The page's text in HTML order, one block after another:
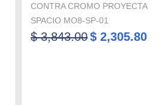
CONTRA CROMO PROYECTA
SPACIO MO8-SP-01
$ 3,843.00$ 2,305.80